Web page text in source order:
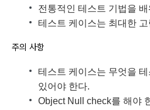
전통적인 테스트 기법을
테스트 케이스는 최대한
주의 사항
테스트 케이스는 무엇을
있어야 한다.
Object Null check를 해야